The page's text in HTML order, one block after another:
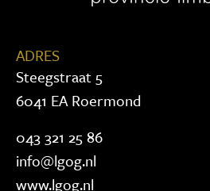
ADRES
Steegstraat 5
6041 EA Roermond
043 321 25 86
info@lgog.nl
www.lgog.nl